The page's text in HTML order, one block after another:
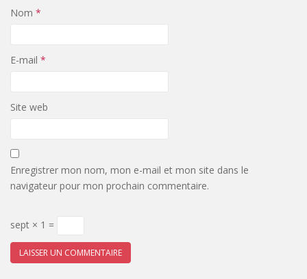
Nom *
E-mail *
Site web
Enregistrer mon nom, mon e-mail et mon site dans le
navigateur pour mon prochain commentaire.
sept × 1 =